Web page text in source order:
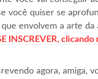
você quiser se
envolvem a arte da
INSCREVER,
agora, amiga,